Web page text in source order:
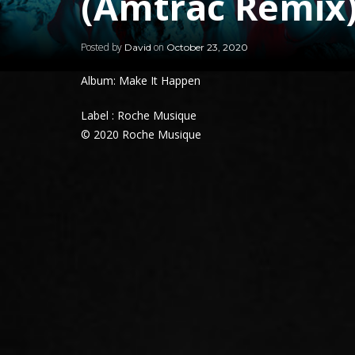
Posted by David on October 23, 2020
Album: Make It Happen
Label : Roche Musique
© 2020 Roche Musique